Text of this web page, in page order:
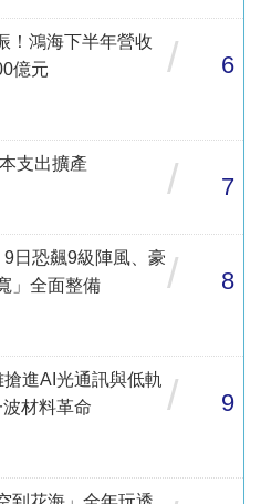
！鴻海下半年營收
億元
/ 6
支出擴產
/ 7
日恐飆9級陣風、豪
」全面整備
/ 8
進AI光通訊與低軌
材料革命
/ 9